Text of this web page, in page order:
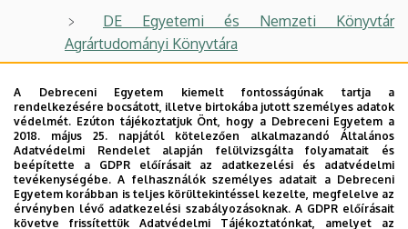
DE Egyetemi és Nemzeti Könyvtár
Agrártudományi Könyvtára
Hivatal
Nemzeti Élelmiszerlánc-biztonsági Hivatal
Herman Ottó Intézet
Agrárminisztérium
Nemzeti Agrárgazdasági Kamara
A Debreceni Egyetem kiemelt fontosságúnak tartja a
rendelkezésére bocsátott, illetve birtokába jutott személyes adatok
védelmét. Ezúton tájékoztatjuk Önt, hogy a Debreceni Egyetem a
2018. május 25. napjától kötelezően alkalmazandó Általános
Adatvédelmi Rendelet alapján felülvizsgálta folyamatait és
beépítette a GDPR előírásait az adatkezelési és adatvédelmi
tevékenységébe. A felhasználók személyes adatait a Debreceni
Egyetem korábban is teljes körültekintéssel kezelte, megfelelve az
érvényben lévő adatkezelési szabályozásoknak. A GDPR előírásait
követve frissítettük Adatvédelmi Tájékoztatónkat, amelyet az